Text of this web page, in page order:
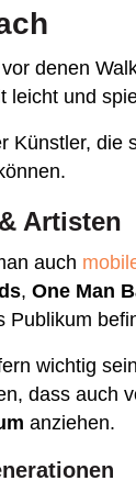
denen
leicht und
Künstler, die
Artisten
auch
, One Man
Publikum
wichtig
dass auch
anziehen.